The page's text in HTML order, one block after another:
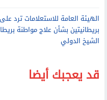
الهيئة العامة للاستعلامات ترد
بريطانيتين بشأن علاج مواطنة
الشيخ الدولي
قد يعجبك أيضا